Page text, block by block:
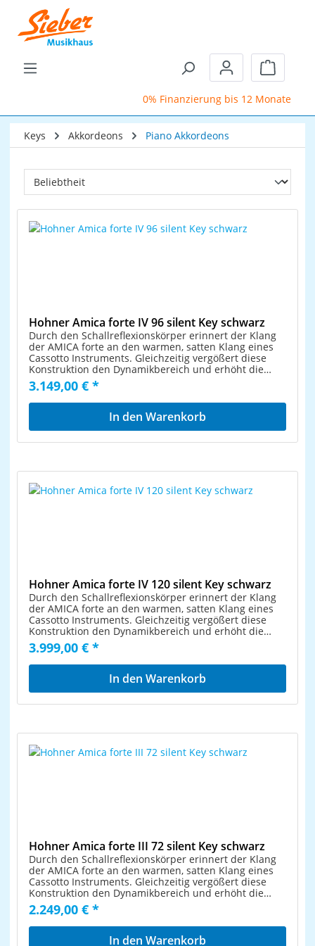
Zum Hauptinhalt springen
0% Finanzierung bis 12 Monate
Keys Akkordeons Piano Akkordeons
Hohner Amica forte IV 96 silent Key schwarz
Durch den Schallreflexionskörper erinnert der Klang
der AMICA forte an den warmen, satten Klang eines
Cassotto Instruments. Gleichzeitig vergößert diese
Konstruktion den Dynamikbereich und erhöht die
Tonstabilität. Die Tastaturlagerung der AMICA forte
mit einem geringen Tastenhub beschert dem
Akkordeonisten eine ermüdungsfreiere und fast
geräuschlose Tastatur. Die Registerdrücker mit ihrer
sensitiven Oberfläche bieten dem Spieler ein
Fingerschieber. Abgerundet wird die AMICA forte
Serie durch ein stabiles Gigbag mit ergonomisch
geformtem Griff. Standard Stimmplatten Qualität37
3.149,00 € *
In den Warenkorb
Hohner Amica forte IV 120 silent Key schwarz
Durch den Schallreflexionskörper erinnert der Klang
der AMICA forte an den warmen, satten Klang eines
Cassotto Instruments. Gleichzeitig vergößert diese
Konstruktion den Dynamikbereich und erhöht die
Tonstabilität. Die Tastaturlagerung der AMICA forte
mit einem geringen Tastenhub beschert dem
Akkordeonisten eine ermüdungsfreiere und fast
geräuschlose Tastatur. Die Registerdrücker mit ihrer
sensitiven Oberfläche bieten dem Spieler ein
Fingerschieber. Abgerundet wird die AMICA forte
Serie durch ein stabiles Gigbag mit ergonomisch
geformtem Griff. Standard Stimmplatten Qualität41
3.999,00 € *
In den Warenkorb
Hohner Amica forte III 72 silent Key schwarz
Durch den Schallreflexionskörper erinnert der Klang
der AMICA forte an den warmen, satten Klang eines
Cassotto Instruments. Gleichzeitig vergößert diese
Konstruktion den Dynamikbereich und erhöht die
Tonstabilität. Die Tastaturlagerung der AMICA forte
mit einem geringen Tastenhub beschert dem
Akkordeonisten eine ermüdungsfreiere und fast
geräuschlose Tastatur. Die Registerdrücker mit ihrer
2.249,00 € *
In den Warenkorb